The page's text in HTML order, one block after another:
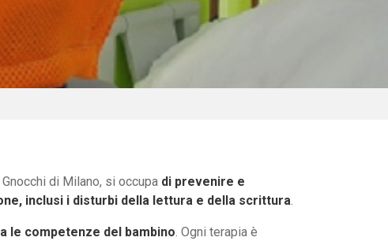
di Milano, si occupa di prevenire e
inclusi i disturbi della lettura e della scrittura.
le competenze del bambino. Ogni terapia è